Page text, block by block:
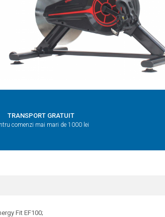
TRANSPORT GRATUIT
comenzi mai mari de 1000 lei
Fit EF100;